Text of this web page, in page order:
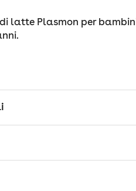
latte Plasmon per